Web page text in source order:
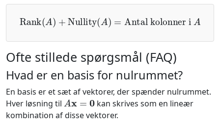
Rank(A + Nullity(A)= Antal kolonner i A
Ofte stillede spørgsmål (FAQ)
Hvad er en basis for nulrummet?
En basis er et sæt af vektorer, der spænder nulrummet.
Hver løsning til
Ax= 0
kan skrives som en lineær
kombination af disse vektorer.